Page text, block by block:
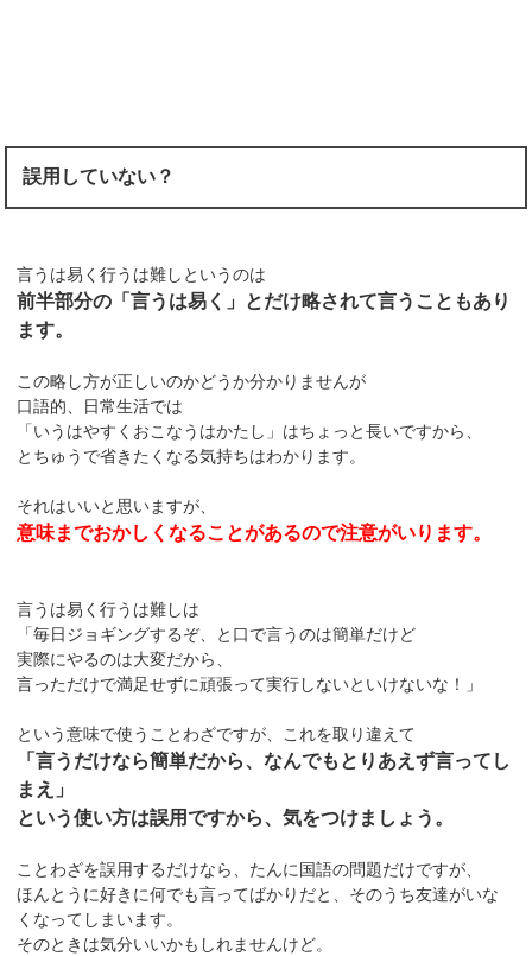
誤用していない？
言うは易く行うは難しというのは
前半部分の「言うは易く」とだけ略されて言うこともあり
ます。
この略し方が正しいのかどうか分かりませんが
口語的、日常生活では
「いうはやすくおこなうはかたし」はちょっと長いですから、
とちゅうで省きたくなる気持ちはわかります。
それはいいと思いますが、
意味までおかしくなることがあるので注意がいります。
言うは易く行うは難しは
「毎日ジョギングするぞ、と口で言うのは簡単だけど
実際にやるのは大変だから、
言っただけで満足せずに頑張って実行しないといけないな！」
という意味で使うことわざですが、これを取り違えて
「言うだけなら簡単だから、なんでもとりあえず言ってし
まえ」
という使い方は誤用ですから、気をつけましょう。
ことわざを誤用するだけなら、たんに国語の問題だけですが、
ほんとうに好きに何でも言ってばかりだと、そのうち友達がいな
くなってしまいます。
そのときは気分いいかもしれませんけど。